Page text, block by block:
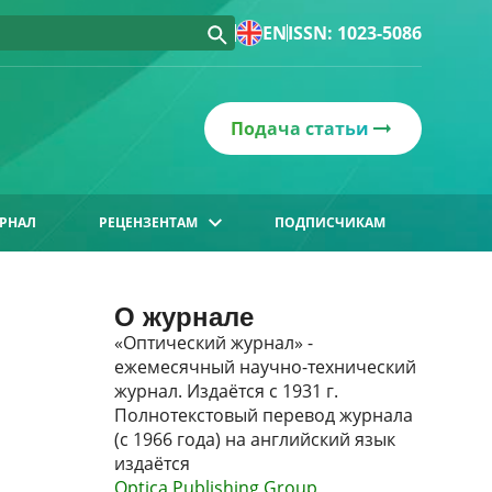
ENISSN: 1023-5086
Подача статьи
РЕЦЕНЗЕНТАМ ПОДПИСЧИКАМ
О журнале
«Оптический журнал» -
ежемесячный научно-технический
журнал. Издаётся с 1931 г.
Полнотекстовый перевод журнала
(с 1966 года) на английский язык
издаётся